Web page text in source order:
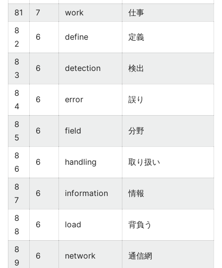
81 7 work
仕事
8
2
6 define 定義
8
3
6 detection 検出
8
4
6 error 誤り
8
5
6 field 分野
8
6
6 handling 取り扱い
8
7
6 information 情報
8
8
6 load 背負う
8
9
6 network 通信網